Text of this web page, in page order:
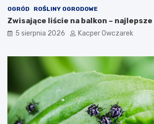
OGRÓD ROŚLINY OGRODOWE
Zwisające liście na balkon –
5 sierpnia 2026 Kacper Owczarek